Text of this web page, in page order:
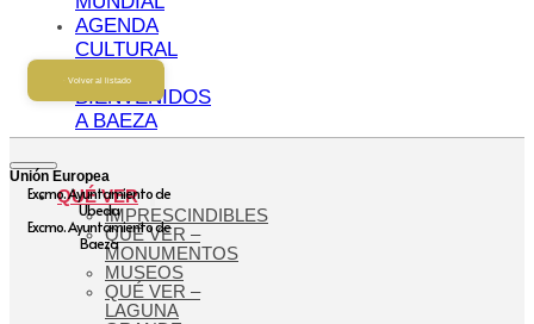
AGENDA
CULTURAL
BLOG
BIENVENIDOS
A BAEZA
QUÉ VER
IMPRESCINDIBLES
QUÉ VER –
MONUMENTOS
MUSEOS
QUÉ VER –
LAGUNA
Volver al listado
Unión Europea
Excmo. Ayuntamiento de
Ubeda
Excmo. Ayuntamiento de
Baeza